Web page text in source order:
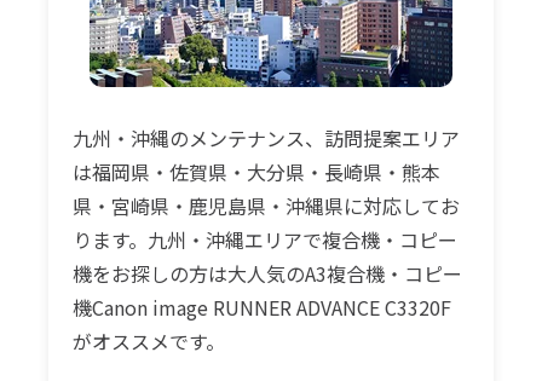
九州・沖縄のメンテナンス、訪問提案エリア
は福岡県・佐賀県・大分県・長崎県・熊本
県・宮崎県・鹿児島県・沖縄県に対応してお
ります。九州・沖縄エリアで複合機・コピー
機をお探しの方は大人気のA3複合機・コピー
機Canon image RUNNER ADVANCE C3320F
がオススメです。